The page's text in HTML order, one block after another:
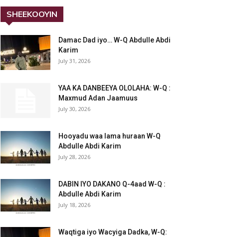
SHEEKOOYIN
Damac Dad iyo… W-Q Abdulle Abdi
Karim
July 31, 2026
YAA KA DANBEEYA OLOLAHA: W-Q :
Maxmud Adan Jaamuus
July 30, 2026
Hooyadu waa lama huraan W-Q
Abdulle Abdi Karim
July 28, 2026
DABIN IYO DAKANO Q-4aad W-Q :
Abdulle Abdi Karim
July 18, 2026
Waqtiga iyo Wacyiga Dadka, W-Q: